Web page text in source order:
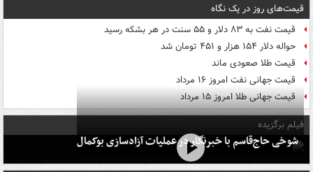
قیمت‌های روز در یک نگاه
قیمت نفت به ۸۳ دلار و ۵۵ سنت در هر بشکه رسید
حواله دلار ۱۵۴ هزار و ۴۵۱ تومان شد
قیمت طلا صعودی ماند
قیمت جهانی نفت امروز ۱۶ مرداد
قیمت جهانی طلا امروز ۱۵ مرداد
فیلم برگزیده
شوخی حاج‌قاسم با خبرنگار در عملیات آزادسازی بوکمال